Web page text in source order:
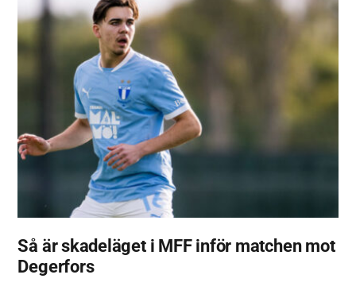
Så är skadeläget i MFF inför matchen mot
Degerfors